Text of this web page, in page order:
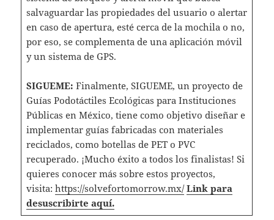
salvaguardar las propiedades del usuario o alertar
en caso de apertura, esté cerca de la mochila o no,
por eso, se complementa de una aplicación móvil
y un sistema de GPS.
SIGUEME: Finalmente, SIGUEME, un proyecto de
Guías Podotáctiles Ecológicas para Instituciones
Públicas en México, tiene como objetivo diseñar e
implementar guías fabricadas con materiales
reciclados, como botellas de PET o PVC
recuperado. ¡Mucho éxito a todos los finalistas! Si
quieres conocer más sobre estos proyectos,
visita: https://solvefortomorrow.mx/ Link para
desuscribirte aquí.